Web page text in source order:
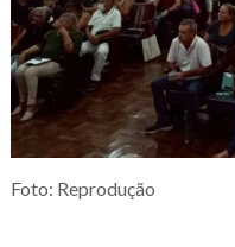
Foto: Reprodução